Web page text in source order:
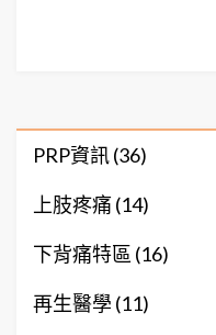
PRP資訊 (36)
上肢疼痛 (14)
下背痛特區 (16)
再生醫學 (11)